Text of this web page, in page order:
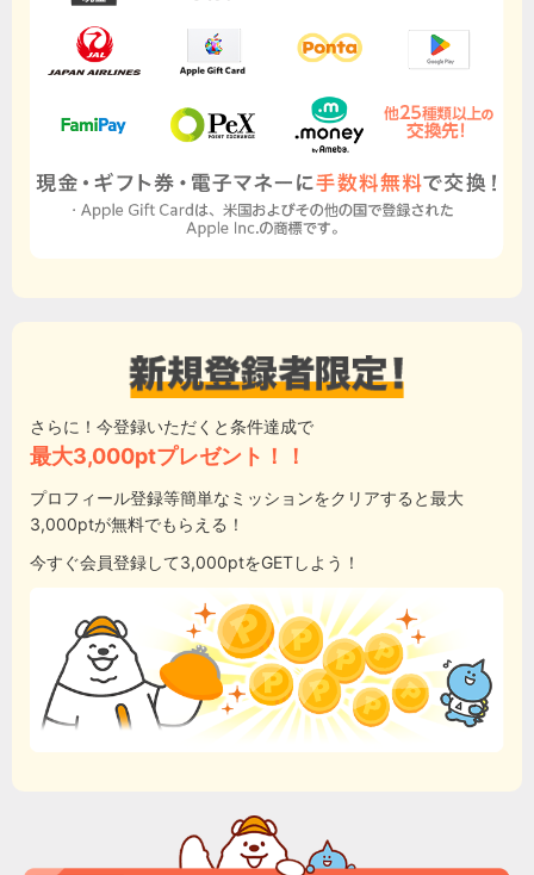
さらに！今登録いただくと条件達成で
最大3,000ptプレゼント！！
プロフィール登録等簡単なミッションをクリアすると最大
3,000ptが無料でもらえる！
今すぐ会員登録して3,000ptをGETしよう！